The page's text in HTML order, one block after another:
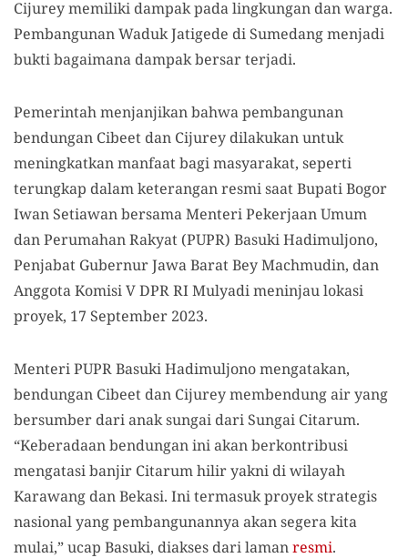
Cijurey memiliki dampak pada lingkungan dan warga.
Pembangunan Waduk Jatigede di Sumedang menjadi
bukti bagaimana dampak bersar terjadi.
Pemerintah menjanjikan bahwa pembangunan
bendungan Cibeet dan Cijurey dilakukan untuk
meningkatkan manfaat bagi masyarakat, seperti
terungkap dalam keterangan resmi saat Bupati Bogor
Iwan Setiawan bersama Menteri Pekerjaan Umum
dan Perumahan Rakyat (PUPR) Basuki Hadimuljono,
Penjabat Gubernur Jawa Barat Bey Machmudin, dan
Anggota Komisi V DPR RI Mulyadi meninjau lokasi
proyek, 17 September 2023.
Menteri PUPR Basuki Hadimuljono mengatakan,
bendungan Cibeet dan Cijurey membendung air yang
bersumber dari anak sungai dari Sungai Citarum.
“Keberadaan bendungan ini akan berkontribusi
mengatasi banjir Citarum hilir yakni di wilayah
Karawang dan Bekasi. Ini termasuk proyek strategis
nasional yang pembangunannya akan segera kita
mulai,” ucap Basuki, diakses dari lamanresmi.